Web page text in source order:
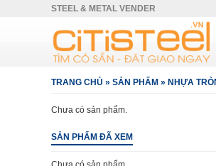
STEEL & METAL VENDER
TRANG CHỦ » SẢN PHẨM » NHỰA
Chưa có sản phẩm.
SẢN PHẨM ĐÃ XEM